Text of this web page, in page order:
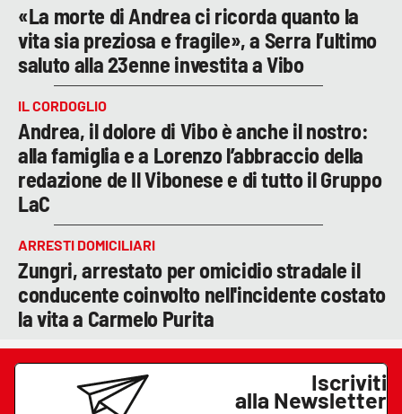
«La morte di Andrea ci ricorda quanto la
vita sia preziosa e fragile», a Serra l’ultimo
saluto alla 23enne investita a Vibo
IL CORDOGLIO
Andrea, il dolore di Vibo è anche il nostro:
alla famiglia e a Lorenzo l’abbraccio della
redazione de Il Vibonese e di tutto il Gruppo
LaC
ARRESTI DOMICILIARI
Zungri, arrestato per omicidio stradale il
conducente coinvolto nell'incidente costato
la vita a Carmelo Purita
Iscriviti
alla Newsletter